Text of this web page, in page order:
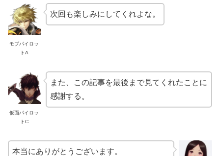
モブパイロッ
トA
次回も楽しみにしてくれよな。
仮面パイロッ
トC
また、この記事を最後まで見てくれたことに
感謝する。
本当にありがとうございます。